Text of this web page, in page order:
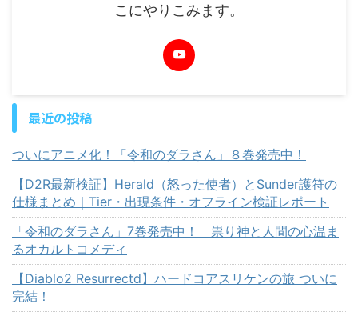
こにやりこみます。
最近の投稿
ついにアニメ化！「令和のダラさん」８巻発売中！
【D2R最新検証】Herald（怒った使者）とSunder護符の
仕様まとめ｜Tier・出現条件・オフライン検証レポート
「令和のダラさん」7巻発売中！ 祟り神と人間の心温ま
るオカルトコメディ
【Diablo2 Resurrectd】ハードコアスリケンの旅 ついに
完結！